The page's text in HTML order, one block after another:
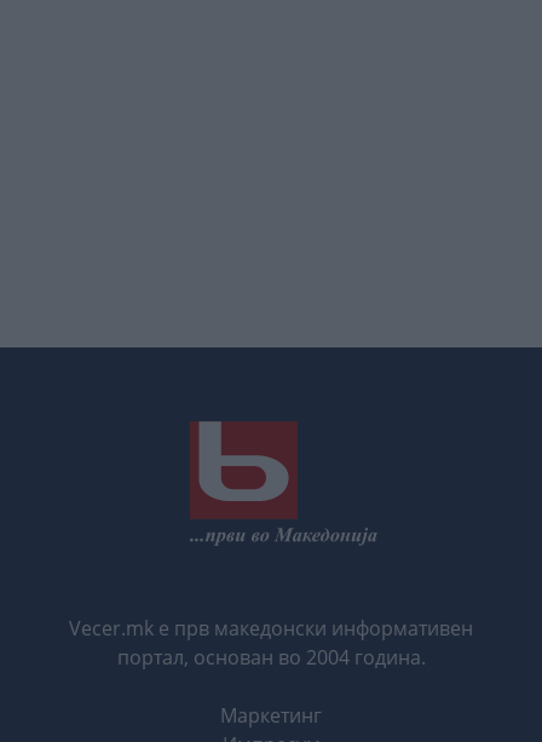
Vecer.mk е прв македонски информативен
портал, основан во 2004 година.
Маркетинг